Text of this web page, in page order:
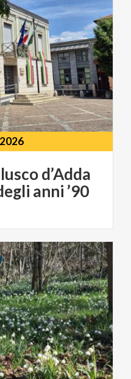
d’Adda
anni ’90